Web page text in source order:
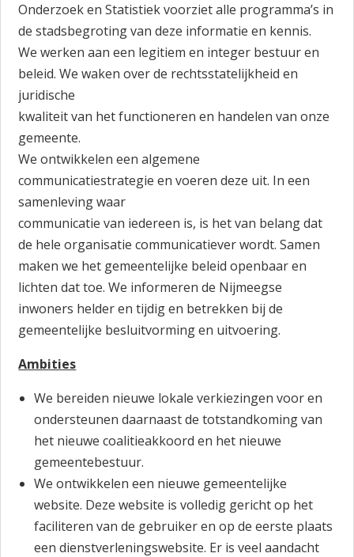
Onderzoek en Statistiek voorziet alle programma’s in
de stadsbegroting van deze informatie en kennis.
We werken aan een legitiem en integer bestuur en
beleid. We waken over de rechtsstatelijkheid en
juridische
kwaliteit van het functioneren en handelen van onze
gemeente.
We ontwikkelen een algemene
communicatiestrategie en voeren deze uit. In een
samenleving waar
communicatie van iedereen is, is het van belang dat
de hele organisatie communicatiever wordt. Samen
maken we het gemeentelijke beleid openbaar en
lichten dat toe. We informeren de Nijmeegse
inwoners helder en tijdig en betrekken bij de
gemeentelijke besluitvorming en uitvoering.
Ambities
We bereiden nieuwe lokale verkiezingen voor en
ondersteunen daarnaast de totstandkoming van
het nieuwe coalitieakkoord en het nieuwe
gemeentebestuur.
We ontwikkelen een nieuwe gemeentelijke
website. Deze website is volledig gericht op het
faciliteren van de gebruiker en op de eerste plaats
een dienstverleningswebsite. Er is veel aandacht